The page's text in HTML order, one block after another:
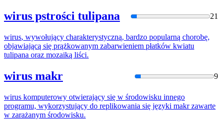
wirus pstrości tulipana 21
wirus, wywołujący charakterystyczną, bardzo popularną chorobę,
objawiającą się prążkowanym zabarwieniem płatków kwiatu
tulipana oraz mozaiką liści.
wirus makr 9
wirus komputerowy otwierający się w środowisku innego
programu, wykorzystujący do replikowania się języki makr zawarte
w zarażanym środowisku.